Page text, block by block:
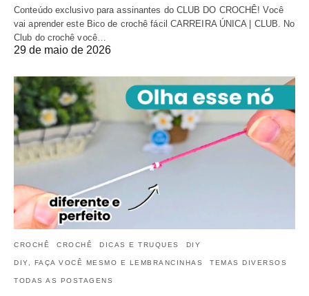
Conteúdo exclusivo para assinantes do CLUB DO CROCHÊ! Você
vai aprender este Bico de crochê fácil CARREIRA ÚNICA | CLUB. No
Club do crochê você…
29 de maio de 2026
CROCHÊ CROCHÊ DICAS E TRUQUES DIY
DIY, FAÇA VOCÊ MESMO E LEMBRANCINHAS TEMAS DIVERSOS
TODAS AS POSTAGENS